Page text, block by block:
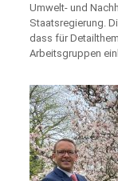
Umwelt- und
Staatsregierung.
dass für
Arbeitsgruppen